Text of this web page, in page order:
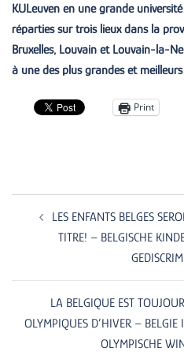
KULeuven en une grande
réparties sur trois lieux dans la
Bruxelles, Louvain et Louvain-la-
à une des plus grandes et
Print
Post
navigation
LES ENFANTS BELGES
TITRE! – BELGISCHE
LA BELGIQUE EST
OLYMPIQUES D’HIVER – BELGIE
OLYMPISCHE